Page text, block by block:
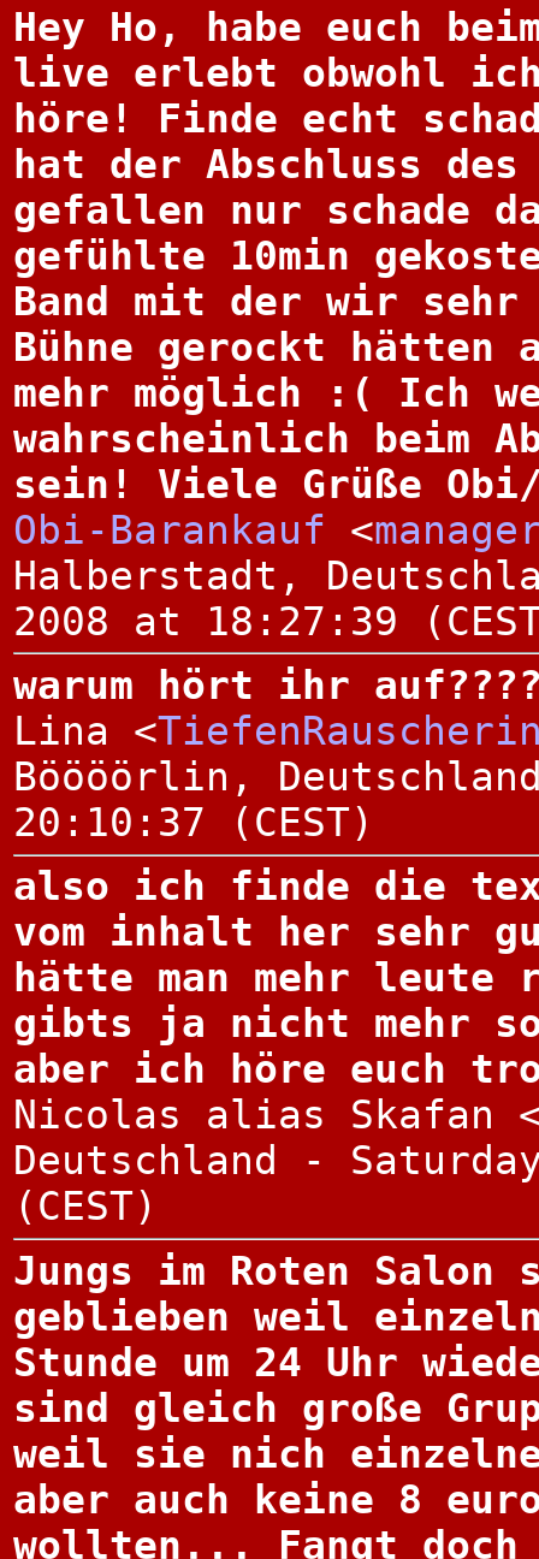
Hey Ho, habe euch
live erlebt obwohl ich
höre! Finde echt
hat der Abschluss
gefallen nur schade
gefühlte 10min
Band mit der wir sehr
Bühne gerockt
mehr möglich :( Ich
wahrscheinlich beim
sein! Viele Grüße Obi/
Obi-Barankauf <
Halberstadt,
2008 at 18:27:39
warum hört ihr
Lina <
Böööörlin,
20:10:37 (CEST)
also ich finde die
vom inhalt her sehr
hätte man mehr
gibts ja nicht mehr
aber ich höre euch
Nicolas alias Skafan
Deutschland -
(CEST)
Jungs im Roten Salon
geblieben weil
Stunde um 24 Uhr
sind gleich große
weil sie nich
aber auch keine 8
wollten... Fangt doch